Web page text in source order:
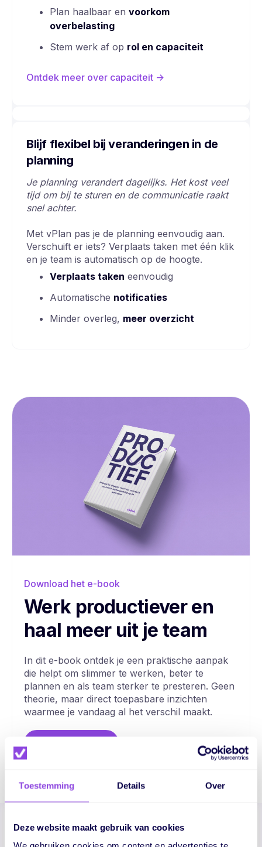
Toestemming Details Over
Deze website maakt gebruik van cookies
Plan haalbaar en voorkom
overbelasting
Stem werk af op rol en capaciteit
Ontdek meer over capaciteit ->
Blijf flexibel bij veranderingen in de
planning
Je planning verandert dagelijks. Het kost veel
tijd om bij te sturen en de communicatie raakt
snel achter.
Met vPlan pas je de planning eenvoudig aan.
Verschuift er iets? Verplaats taken met één klik
en je team is automatisch op de hoogte.
Verplaats taken eenvoudig
Automatische notificaties
Minder overleg, meer overzicht
Download het e-book
Werk productiever en
haal meer uit je team
In dit e-book ontdek je een praktische aanpak
die helpt om slimmer te werken, beter te
plannen en als team sterker te presteren. Geen
theorie, maar direct toepasbare inzichten
waarmee je vandaag al het verschil maakt.
Verbeter de samenwerking